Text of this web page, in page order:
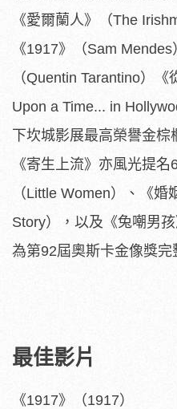
《愛爾蘭人》（The
《1917》（Sam
（Quentin Tarantino）
Upon a Time... in
下坎城影展最高榮譽金棕
《寄生上流》亦風光提名
（Little Women）、《
Story），以及《兔嘲男
為第92屆奧斯卡金像獎完
最佳影片
《1917》（1917）